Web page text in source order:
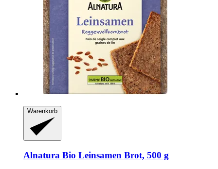
Warenkorb
Alnatura Bio Leinsamen Brot, 500 g